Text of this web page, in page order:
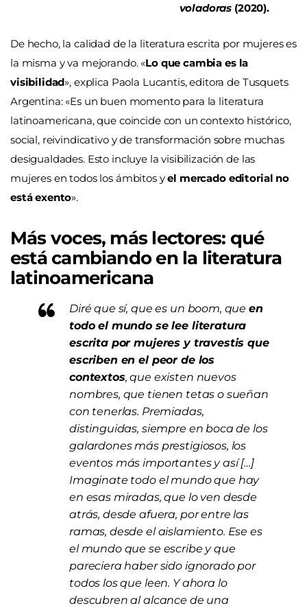
voladoras (2020).
De hecho, la calidad de la literatura escrita por mujeres es
la misma y va mejorando. «Lo que cambia es la
visibilidad», explica Paola Lucantis, editora de Tusquets
Argentina: «Es un buen momento para la literatura
latinoamericana, que coincide con un contexto histórico,
social, reivindicativo y de transformación sobre muchas
desigualdades. Esto incluye la visibilización de las
mujeres en todos los ámbitos yel mercado editorial no
está exento».
Más voces, más lectores: qué
está cambiando en la literatura
latinoamericana
Diré que sí, que es un boom, queen
todo el mundo se lee literatura
escrita por mujeres y travestis que
escriben en el peor de los
contextos, que existen nuevos
nombres, que tienen tetas o sueñan
con tenerlas. Premiadas,
distinguidas, siempre en boca de los
galardones más prestigiosos, los
eventos más importantes y así […]
Imaginate todo el mundo que hay
en esas miradas, que lo ven desde
atrás, desde afuera, por entre las
ramas, desde el aislamiento. Ese es
el mundo que se escribe y que
pareciera haber sido ignorado por
todos los que leen. Y ahora lo
descubren al alcance de una